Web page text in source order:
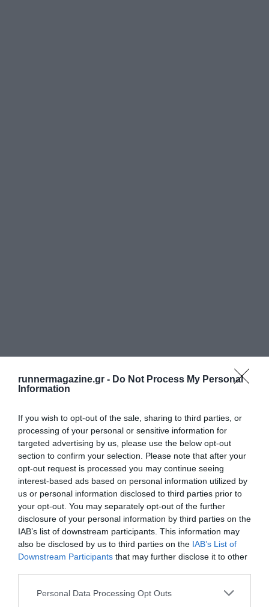
runnermagazine.gr - Do Not Process My Personal
Information
If you wish to opt-out of the sale, sharing to third parties, or
processing of your personal or sensitive information for
targeted advertising by us, please use the below opt-out
section to confirm your selection. Please note that after your
opt-out request is processed you may continue seeing
interest-based ads based on personal information utilized by
us or personal information disclosed to third parties prior to
your opt-out. You may separately opt-out of the further
disclosure of your personal information by third parties on the
IAB’s list of downstream participants. This information may
also be disclosed by us to third parties on the IAB’s List of
Downstream Participants that may further disclose it to other
Personal Data Processing Opt Outs